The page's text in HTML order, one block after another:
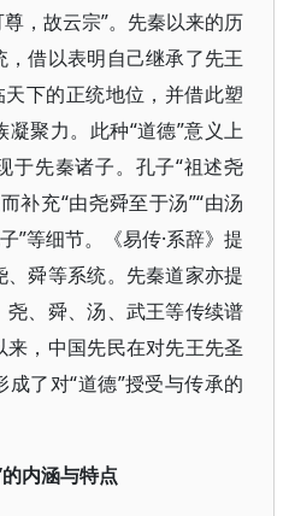
，故云宗”。先秦以来的历
借以表明自己继承了先王
下的正统地位，并借此塑
聚力。此种“道德”意义上
于先秦诸子。孔子“祖述尧
补充“由尧舜至于汤”“由汤
”等细节。《易传·系辞》提
舜等系统。先秦道家亦提
、舜、汤、武王等传续谱
，中国先民在对先王先圣
了对“道德”授受与传承的
内涵与特点